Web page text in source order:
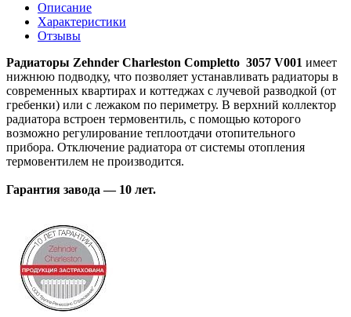
Описание
Характеристики
Отзывы
Радиаторы Zehnder Charleston Completto 3057 V001 имеет
нижнюю подводку, что позволяет устанавливать радиаторы в
современных квартирах и коттеджах с лучевой разводкой (от
гребенки) или с лежаком по периметру. В верхний коллектор
радиатора встроен термовентиль, с помощью которого
возможно регулирование теплоотдачи отопительного
прибора. Отключение радиатора от системы отопления
термовентилем не производится.
Гарантия завода — 10 лет.